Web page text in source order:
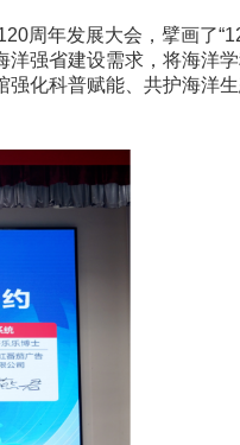
年发展大会，擘画了
强省建设需求，将海洋
化科普赋能、共护海洋